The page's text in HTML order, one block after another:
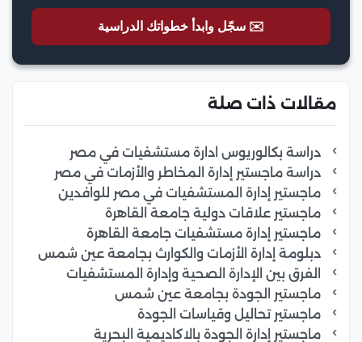
✉️ سجّل وابدأ خطواتك الدراسية
مقالات ذات صلة
دراسة بكالوريوس ادارة مستشفيات في مصر
دراسة ماجستير إدارة المخاطر والأزمات في مصر
ماجستير إدارة المستشفيات في مصر للوافدين
ماجستير علاقات دولية جامعة القاهرة
ماجستير إدارة مستشفيات جامعة القاهرة
دبلومة إدارة الأزمات والكوارث بجامعة عين شمس
الفرق بين الإدارة الصحية وإدارة المستشفيات
ماجستير الجودة بجامعة عين شمس
ماجستير تحاليل وقياسات الجودة
ماجستير إدارة الجودة بالاكاديمية البحرية